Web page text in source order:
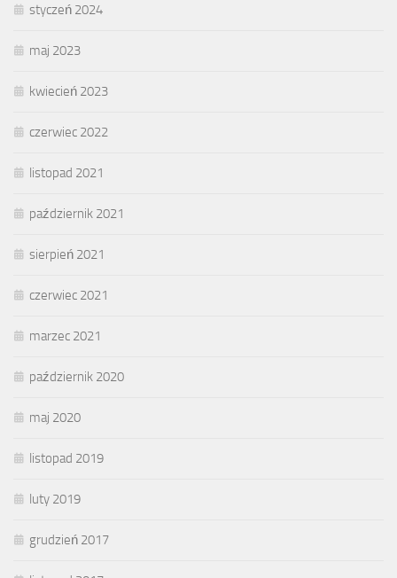
styczeń 2024
maj 2023
kwiecień 2023
czerwiec 2022
listopad 2021
październik 2021
sierpień 2021
czerwiec 2021
marzec 2021
październik 2020
maj 2020
listopad 2019
luty 2019
grudzień 2017